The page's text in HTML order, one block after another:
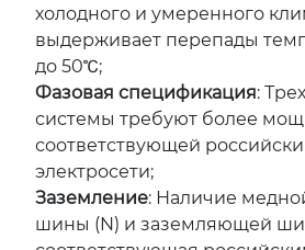
холодного и умеренного
выдерживает перепады
до 50℃;
Фазовая спецификация:
системы требуют более
соответствующей
электросети;
Заземление: Наличие
шины (N) и заземляющей